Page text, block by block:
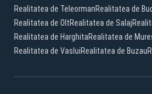
Realitatea de TeleormanRealitatea de
Realitatea de OltRealitatea de Salaj
Realitatea de HarghitaRealitatea de
Realitatea de VasluiRealitatea de Buzau